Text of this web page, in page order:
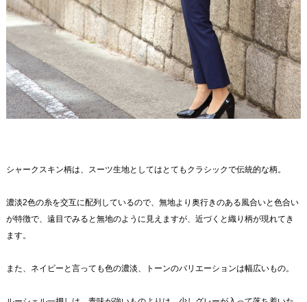
シャークスキン柄は、スーツ生地としてはとてもクラシックで伝統的な柄。
濃淡2色の糸を交互に配列しているので、無地より奥行きのある風合いと色合い
が特徴で、遠目でみると無地のように見えますが、近づくと織り柄が現れてき
ます。
また、ネイビーと言っても色の濃淡、トーンのバリエーションは幅広いもの。